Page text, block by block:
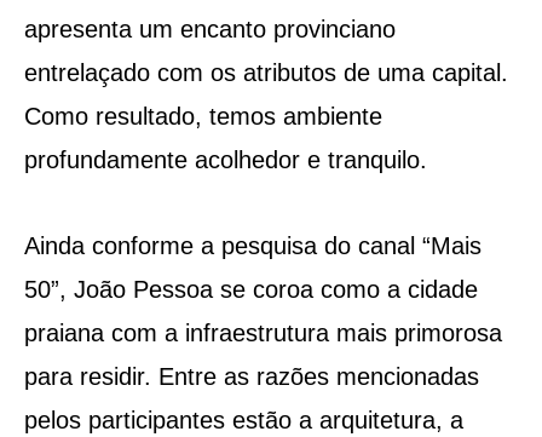
apresenta um encanto provinciano
entrelaçado com os atributos de uma capital.
Como resultado, temos ambiente
profundamente acolhedor e tranquilo.
Ainda conforme a pesquisa do canal “Mais
50”, João Pessoa se coroa como a cidade
praiana com a infraestrutura mais primorosa
para residir. Entre as razões mencionadas
pelos participantes estão a arquitetura, a